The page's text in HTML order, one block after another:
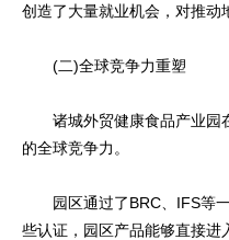
创造了大量就业机会，对推动
(二)全球竞争力重塑
诸城外贸健康食品产业园在
的全球竞争力。
园区通过了BRC、IFS等一
些认证，园区产品能够直接进